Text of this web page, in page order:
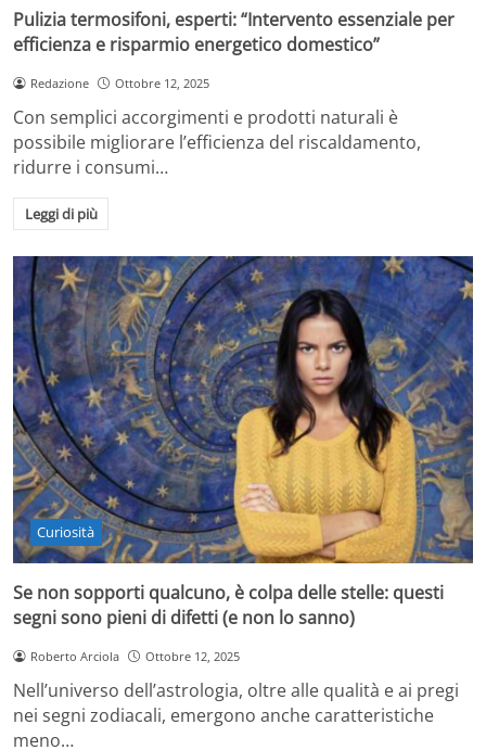
Pulizia termosifoni, esperti: “Intervento essenziale per
efficienza e risparmio energetico domestico”
Redazione Ottobre 12, 2025
Con semplici accorgimenti e prodotti naturali è
possibile migliorare l’efficienza del riscaldamento,
ridurre i consumi…
Leggi di più
Curiosità
Se non sopporti qualcuno, è colpa delle stelle: questi
segni sono pieni di difetti (e non lo sanno)
Roberto Arciola Ottobre 12, 2025
Nell’universo dell’astrologia, oltre alle qualità e ai pregi
nei segni zodiacali, emergono anche caratteristiche
meno…